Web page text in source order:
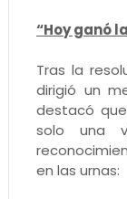
“Hoy ganó
Tras la
dirigió un
destacó
solo una
en las urnas: